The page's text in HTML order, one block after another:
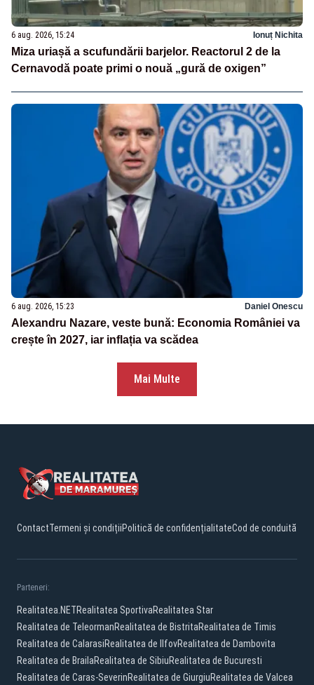
6 aug. 2026, 15:24 Ionuț Nichita
Miza uriașă a scufundării barjelor. Reactorul 2 de la
Cernavodă poate primi o nouă „gură de oxigen”
6 aug. 2026, 15:23 Daniel Onescu
Alexandru Nazare, veste bună: Economia României va
crește în 2027, iar inflația va scădea
Mai Multe
ContactTermeni și condițiiPolitică de confidențialitateCod de conduită
Parteneri:
Realitatea.NETRealitatea SportivaRealitatea Star
Realitatea de TeleormanRealitatea de BistritaRealitatea de Timis
Realitatea de CalarasiRealitatea de IlfovRealitatea de Dambovita
Realitatea de BrailaRealitatea de SibiuRealitatea de Bucuresti
Realitatea de Caras-SeverinRealitatea de GiurgiuRealitatea de Valcea